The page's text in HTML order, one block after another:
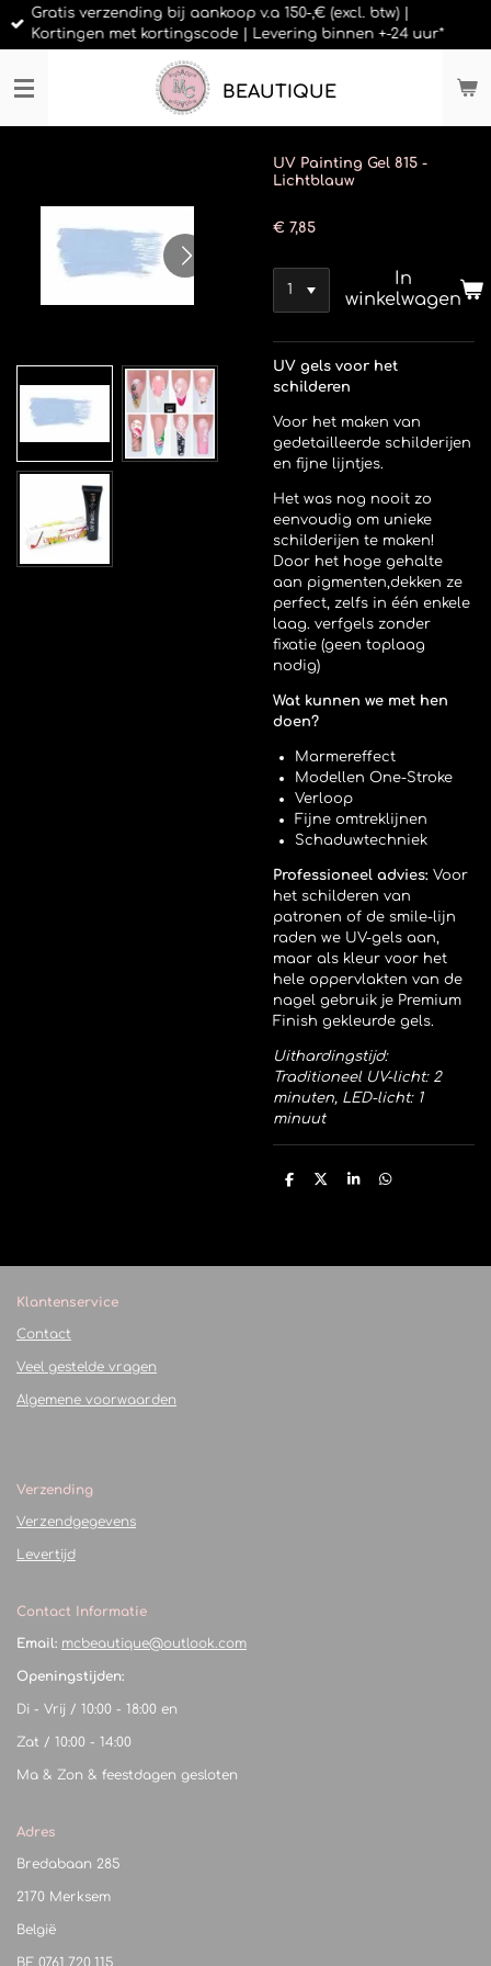
Ga
direct
de
BEAUTIQUE
Gratis verzending bij aankoop v.a 150-,€ (excl. btw) |
Kortingen met kortingscode | Levering binnen +-24 uur*
UV Painting Gel 815 -
Lichtblauw
€ 7,85
In
winkelwagen
UV gels voor het
schilderen
Voor het maken van
gedetailleerde schilderijen
en fijne lijntjes.
Het was nog nooit zo
eenvoudig om unieke
schilderijen te maken!
Door het hoge gehalte
aan pigmenten,dekken ze
perfect, zelfs in één enkele
laag. verfgels zonder
fixatie (geen toplaag
nodig)
Wat kunnen we met hen
doen?
Marmereffect
Modellen One-Stroke
Verloop
Fijne omtreklijnen
Schaduwtechniek
Professioneel advies: Voor
het schilderen van
patronen of de smile-lijn
raden we UV-gels aan,
maar als kleur voor het
hele oppervlakten van de
nagel gebruik je Premium
Finish gekleurde gels.
Uithardingstijd:
Traditioneel UV-licht: 2
minuten, LED-licht: 1
minuut
D
D
S
D
Klantenservice
Contact
Veel gestelde vragen
Algemene voorwaarden
Verzending
Verzendgegevens
Levertijd
Contact Informatie
Email: mcbeautique@outlook.com
Openingstijden:
Di - Vrij / 10:00 - 18:00 en
Zat / 10:00 - 14:00
Ma & Zon & feestdagen gesloten
Adres
Bredabaan 285
2170 Merksem
België
BE 0761.720.115